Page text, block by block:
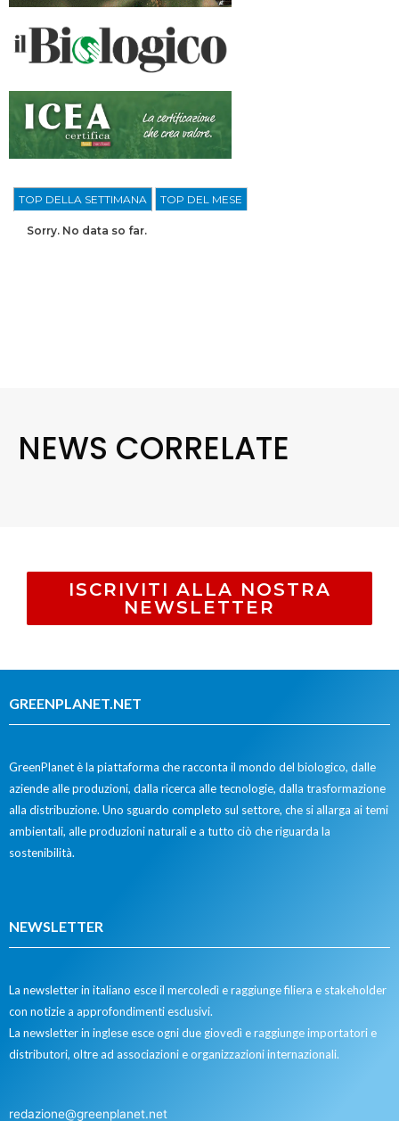
TOP DELLA SETTIMANA TOP DEL MESE
Sorry. No data so far.
NEWS CORRELATE
ISCRIVITI ALLA NOSTRA
NEWSLETTER
GREENPLANET.NET
GreenPlanet è la piattaforma che racconta il mondo del biologico, dalle
aziende alle produzioni, dalla ricerca alle tecnologie, dalla trasformazione
alla distribuzione. Uno sguardo completo sul settore, che si allarga ai temi
ambientali, alle produzioni naturali e a tutto ciò che riguarda la
sostenibilità.
NEWSLETTER
La newsletter in italiano esce il mercoledì e raggiunge filiera e stakeholder
con notizie a approfondimenti esclusivi.
La newsletter in inglese esce ogni due giovedì e raggiunge importatori e
distributori, oltre ad associazioni e organizzazioni internazionali.
redazione@greenplanet.net